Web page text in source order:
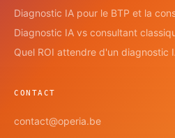
pratique pour PME
Diagnostic IA pour le BTP et la
perdent de l'argent
Diagnostic IA vs consultant
votre PME ?
Quel ROI attendre d'un diagnostic
CONTACT
contact@operia.be